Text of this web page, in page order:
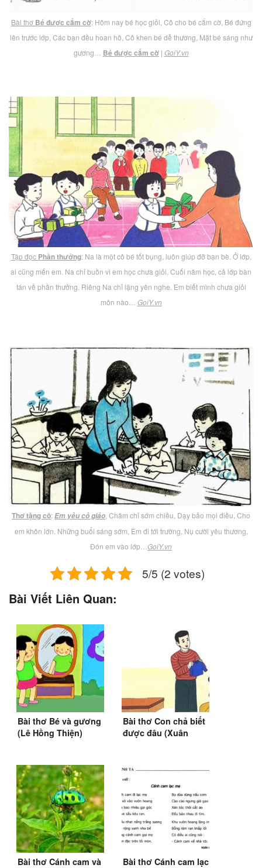
Bài thơ Bé được cắm cờ: Hôm nay bé học giỏi, Cô cho bé cắm cờ, Bé đứng
lên trước lớp, Các bạn đều hoan hô, Cô khen bé dễ thương, Mặt bé sáng như
gương… Bé được cắm cờ| GoiY.vn
Tập đọc Phần thưởng: Na là một cô bé tốt bụng, luôn giúp đỡ bạn bè. Ở lớp,
ai cũng mến em. Na chỉ buồn vì em học chưa giỏi. Cuối năm học, cả lớp bàn
tán về phần thưởng. Riêng Na chỉ lặng yên nghe. Em biết mình chưa giỏi
môn nào… GoiY.vn
Thơ tặng cô:Em yêu cô giáo , Chăm chỉ sớm chiều, Dạy bảo mọi điều, Cho
em khôn lớn. Những buổi sáng sớm, Em đi tới trường, Nụ cười yêu thương,
Đón em vào lớp… GoiY.vn
5/5 (2 votes)
Bài Viết Liên Quan:
Bài thơ Bé và gương
(Lê Hồng Thiện)
Bài thơ Con chả biết
được đâu (Xuân
Bài thơ Cánh cam và
Bài thơ Cánh cam lạc